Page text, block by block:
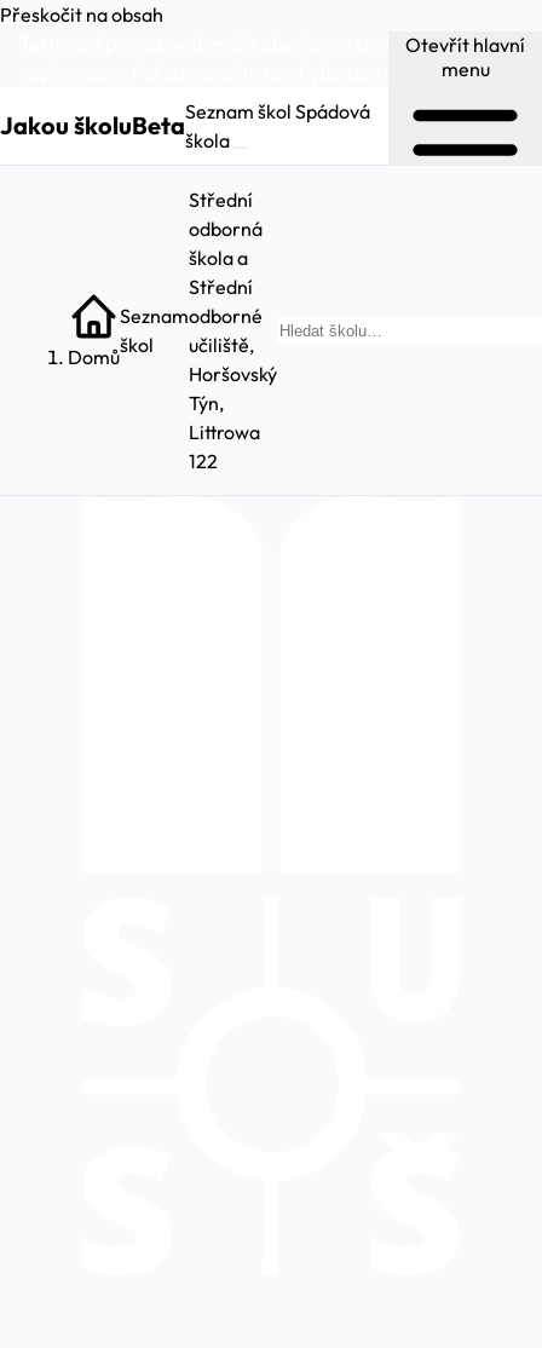
Přeskočit na obsah
Testovací provoz, web může obsahovat chyby a
dejte nám vědět.
Jakou školuBetaSeznam škol Spádová
škola
Otevřít hlavní
menu
Domů
Seznam
škol
Střední
odborná
škola a
Střední
odborné
učiliště,
Horšovský
Týn,
Littrowa
122